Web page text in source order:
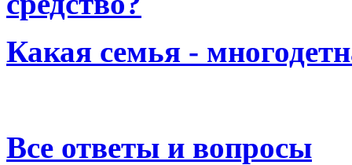
Какая семья -
Все ответы и вопросы